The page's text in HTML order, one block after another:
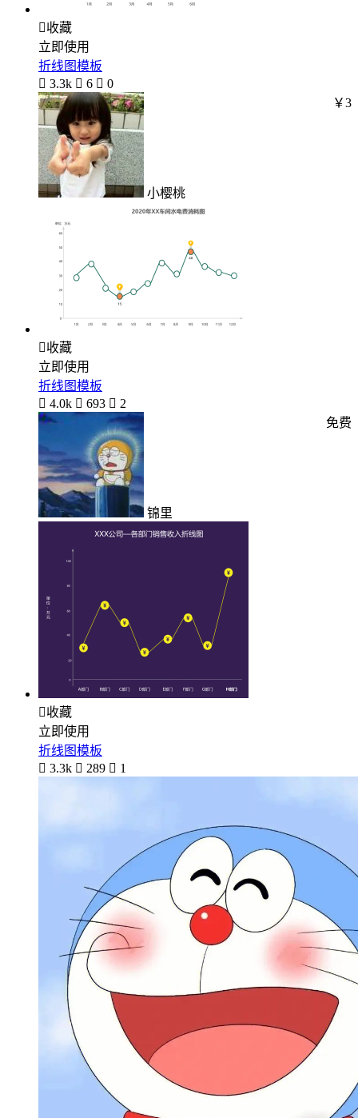
收藏
立即使用
折线图模板
 3.3k  6  0
小樱桃
￥3
收藏
立即使用
折线图模板
 4.0k  693  2
锦里
免费
收藏
立即使用
折线图模板
 3.3k  289  1